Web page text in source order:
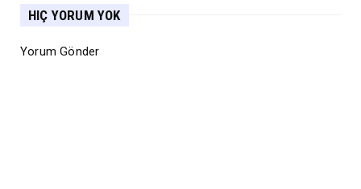
HIÇ YORUM YOK
Yorum Gönder